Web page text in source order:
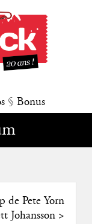
§ Bonus
de Pete Yorn
Johansson>